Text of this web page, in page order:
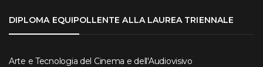
DIPLOMA EQUIPOLLENTE ALLA LAUREA TRIENNALE
Arte e Tecnologia del Cinema e dell'Audiovisivo